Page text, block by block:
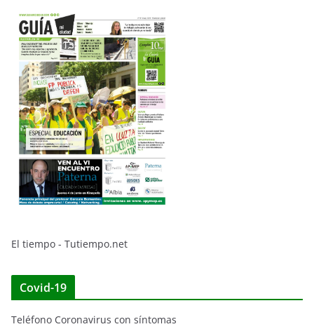
El tiempo - Tutiempo.net
Covid-19
Teléfono Coronavirus con síntomas